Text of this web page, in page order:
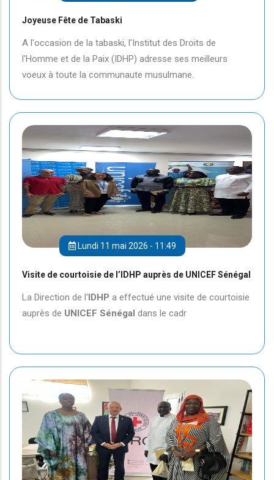
Joyeuse Fête de Tabaski
A l'occasion de la tabaski, l'Institut des Droits de
l'Homme et de la Paix (IDHP) adresse ses meilleurs
voeux à toute la communaute musulmane.
Lundi 11 mai 2026 - 11:49
Visite de courtoisie de l’IDHP auprès de UNICEF Sénégal
La Direction de l'IDHP a effectué une visite de courtoisie
auprès de UNICEF Sénégal dans le cadr